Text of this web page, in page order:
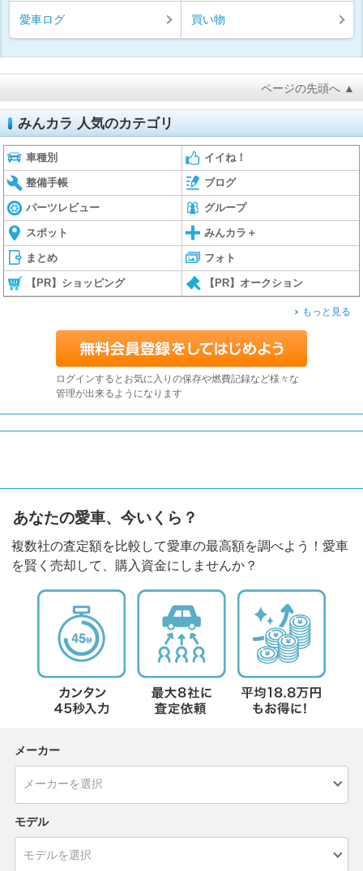
愛車ログ 買い物
ページの先頭へ ▲
みんカラ 人気のカテゴリ
車種別 イイね！
整備手帳 ブログ
パーツレビュー グループ
スポット みんカラ＋
まとめ フォト
【PR】ショッピング 【PR】オークション
もっと見る
ログインするとお気に入りの保存や燃費記録など様々な
管理が出来るようになります
あなたの愛車、今いくら？
複数社の査定額を比較して愛車の最高額を調べよう！愛車
を賢く売却して、購入資金にしませんか？
メーカー
モデル